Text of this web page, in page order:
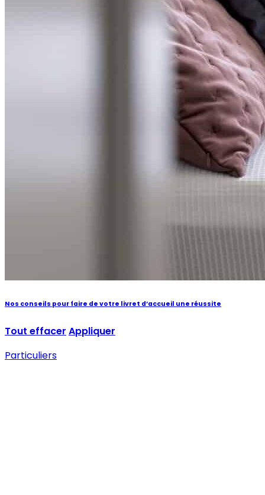
Nos conseils pour faire de votre livret d’accueil une réussite
Tout effacer Appliquer
Particuliers